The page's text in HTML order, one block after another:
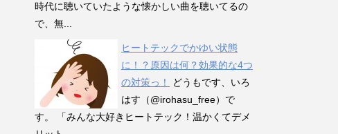
時代に聴いていたような懐かしい曲を聴いてるの
で、無...
ヒートテックでかゆい状態
に！？原因は何？効果的な4つ
の対策っ！
どうもです、いろ
はす（@irohasu_free）で
す。 「みんな大好きヒートテック！温かくてデメ